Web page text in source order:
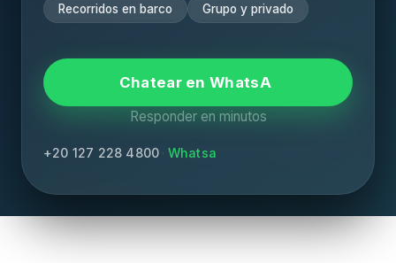
Recorridos en barco Grupo y privado
Chatear en WhatsA
Responder en minutos
+20 127 228 4800 · Whatsa